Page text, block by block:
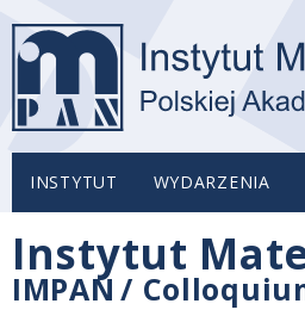
INSTYTUT WYDARZENIA
Instytut
IMPAN /